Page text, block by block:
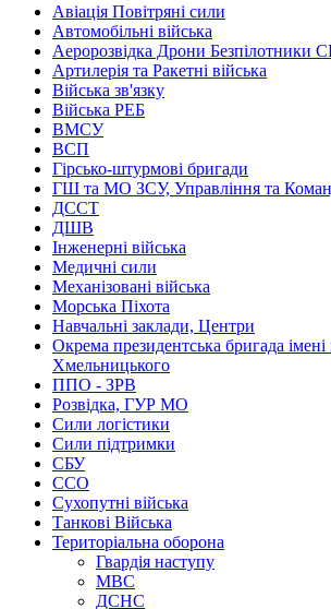
Авіація Повітряні сили
Автомобільні війська
Аеророзвідка Дрони Безпілотники
Артилерія та Ракетні війська
Війська зв'язку
Війська РЕБ
ВМСУ
ВСП
Гірсько-штурмові бригади
ГШ та МО ЗСУ, Управління та
ДССТ
ДШВ
Інженерні війська
Медичні сили
Механізовані війська
Морська Піхота
Навчальні заклади, Центри
Окрема президентська бригада імені
Хмельницького
ППО - ЗРВ
Розвідка, ГУР МО
Сили логістики
Сили підтримки
СБУ
ССО
Сухопутні війська
Танкові Війська
Територіальна оборона
Гвардія наступу
МВС
ДСНС